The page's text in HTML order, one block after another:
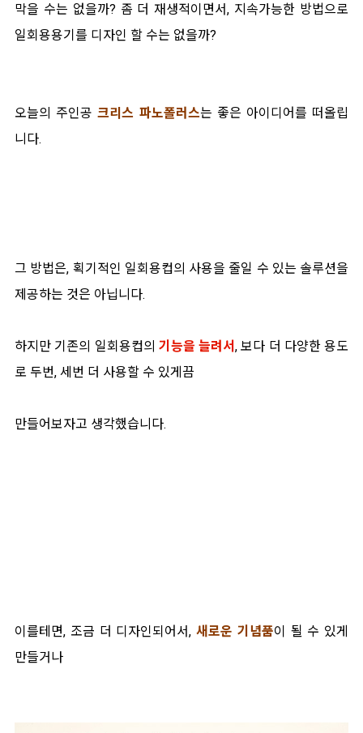
막을 수는 없을까? 좀 더 재생적이면서, 지속가능한 방법으로
일회용용기를 디자인 할 수는 없을까?
오늘의 주인공크리스 파노폴러스는 좋은 아이디어를 떠올립
니다.
그 방법은, 획기적인 일회용컵의 사용을 줄일 수 있는 솔루션을
제공하는 것은 아닙니다.
하지만 기존의 일회용컵의 기능을 늘려서 , 보다 더 다양한 용도
로 두번, 세번 더 사용할 수 있게끔
만들어보자고 생각했습니다.
이를테면, 조금 더 디자인되어서, 새로운 기념품이 될 수 있게
만들거나